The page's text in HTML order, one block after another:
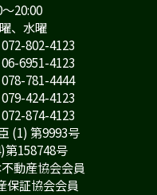
20:00
、水曜
802-4123
6951-4123
781-4444
424-4123
874-4123
(1) 第9993号
158748号
動産協会会員
協会会員